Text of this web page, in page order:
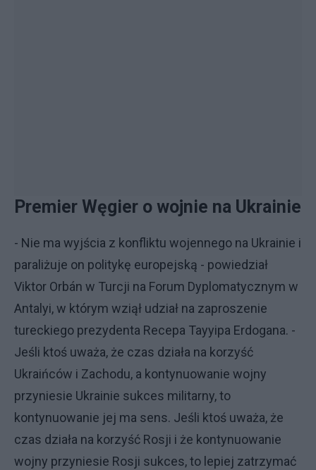
Premier Węgier o wojnie na Ukrainie
- Nie ma wyjścia z konfliktu wojennego na Ukrainie i
paraliżuje on politykę europejską - powiedział
Viktor Orbán w Turcji na Forum Dyplomatycznym w
Antalyi, w którym wziął udział na zaproszenie
tureckiego prezydenta Recepa Tayyipa Erdogana. -
Jeśli ktoś uważa, że czas działa na korzyść
Ukraińców i Zachodu, a kontynuowanie wojny
przyniesie Ukrainie sukces militarny, to
kontynuowanie jej ma sens. Jeśli ktoś uważa, że
czas działa na korzyść Rosji i że kontynuowanie
wojny przyniesie Rosji sukces, to lepiej zatrzymać